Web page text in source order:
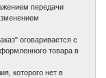
передачи
оговаривается с
товара в
которого нет в